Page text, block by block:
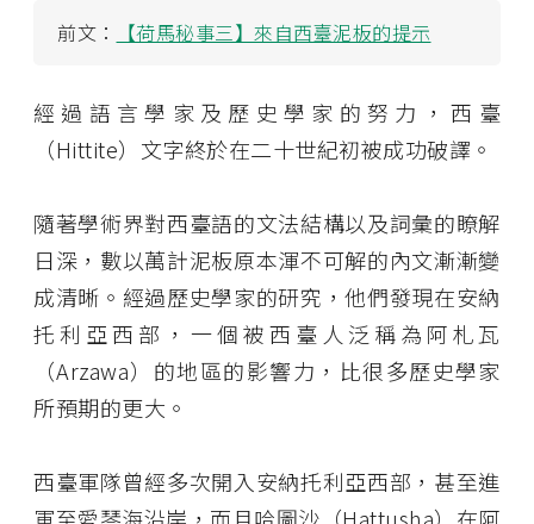
前文： 【荷馬秘事三】來自西臺泥板的提示
經過語言學家及歷史學家的努力，西臺
（Hittite）文字終於在二十世紀初被成功破譯。
隨著學術界對西臺語的文法結構以及詞彙的瞭解
日深，數以萬計泥板原本渾不可解的內文漸漸變
成清晰。經過歷史學家的研究，他們發現在安納
托利亞西部，一個被西臺人泛稱為阿札瓦
（Arzawa）的地區的影響力，比很多歷史學家
所預期的更大。
西臺軍隊曾經多次開入安納托利亞西部，甚至進